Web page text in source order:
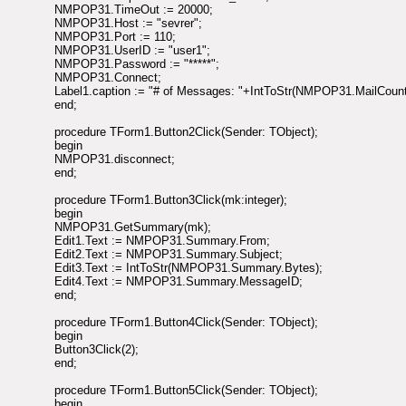
NMPOP31.TimeOut := 20000;
NMPOP31.Host := "sevrer";
NMPOP31.Port := 110;
NMPOP31.UserID := "user1";
NMPOP31.Password := "*****";
NMPOP31.Connect;
Label1.caption := "# of Messages:
end;
procedure TForm1.Button2Click(Sender: TObject);
begin
NMPOP31.disconnect;
end;
procedure TForm1.Button3Click(mk:integer);
begin
NMPOP31.GetSummary(mk);
Edit1.Text := NMPOP31.Summary.From;
Edit2.Text := NMPOP31.Summary.Subject;
Edit3.Text := IntToStr(NMPOP31.Summary.Bytes);
Edit4.Text := NMPOP31.Summary.MessageID;
end;
procedure TForm1.Button4Click(Sender: TObject);
begin
Button3Click(2);
end;
procedure TForm1.Button5Click(Sender: TObject);